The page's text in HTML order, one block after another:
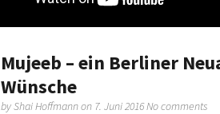
Mujeeb – ein Berliner
Wünsche
byShai Hoffmannon 7. Juni 2016No comments